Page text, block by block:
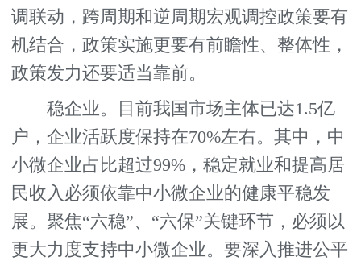
调联动，跨周期和逆周期宏观调控政策要有
机结合，政策实施更要有前瞻性、整体性，
政策发力还要适当靠前。
稳企业。目前我国市场主体已达1.5亿
户，企业活跃度保持在70%左右。其中，中
小微企业占比超过99%，稳定就业和提高居
民收入必须依靠中小微企业的健康平稳发
展。聚焦“六稳”、“六保”关键环节，必须以
更大力度支持中小微企业。要深入推进公平